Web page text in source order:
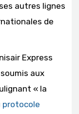
autres lignes
de
Express
aux
« la
protocole